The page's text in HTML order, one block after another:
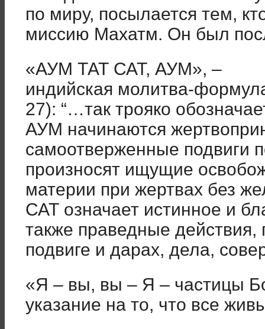
по миру, посылается тем,
миссию Махатм. Он был
«АУМ ТАТ САТ, АУМ», –
индийская молитва-
27): “…так трояко
АУМ начинаются
самоотверженные
произносят ищущие
материи при жертвах без
САТ означает истинное и
также праведные действия,
подвиге и дарах, дела,
«Я – вы, вы – Я – частицы
указание на то, что все